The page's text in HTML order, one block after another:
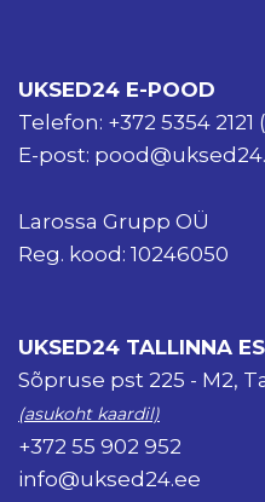
UKSED24 E-POOD
Telefon: +372 5354 2121
E-post:
Larossa Grupp OÜ
Reg. kood: 10246050
UKSED24 TALLINNA
Sõpruse pst 225 - M2,
(asukoht kaardil)
+372 55 902 952
info@uksed24.ee